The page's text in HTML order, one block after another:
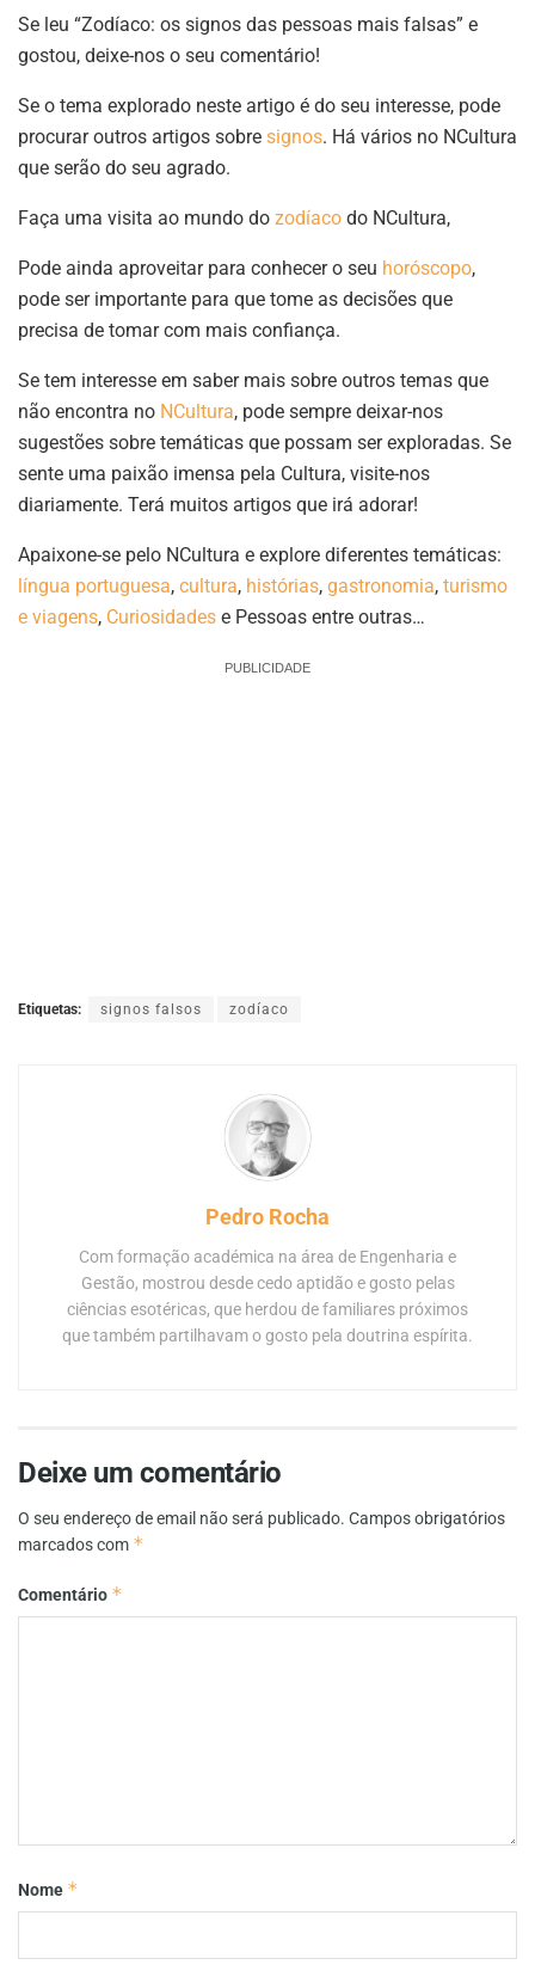
Se leu “Zodíaco: os signos das pessoas mais falsas” e
gostou, deixe-nos o seu comentário!
Se o tema explorado neste artigo é do seu interesse, pode
procurar outros artigos sobre signos. Há vários no NCultura
que serão do seu agrado.
Faça uma visita ao mundo do zodíaco do NCultura,
Pode ainda aproveitar para conhecer o seu horóscopo,
pode ser importante para que tome as decisões que
precisa de tomar com mais confiança.
Se tem interesse em saber mais sobre outros temas que
não encontra no NCultura, pode sempre deixar-nos
sugestões sobre temáticas que possam ser exploradas. Se
sente uma paixão imensa pela Cultura, visite-nos
diariamente. Terá muitos artigos que irá adorar!
Apaixone-se pelo NCultura e explore diferentes temáticas:
língua portuguesa, cultura, histórias, gastronomia, turismo
e viagens, Curiosidades e Pessoas entre outras…
PUBLICIDADE
Etiquetas: signos falsos zodíaco
Pedro Rocha
Com formação académica na área de Engenharia e
Gestão, mostrou desde cedo aptidão e gosto pelas
ciências esotéricas, que herdou de familiares próximos
que também partilhavam o gosto pela doutrina espírita.
Deixe um comentário
O seu endereço de email não será publicado. Campos obrigatórios
marcados com *
Comentário *
Nome *